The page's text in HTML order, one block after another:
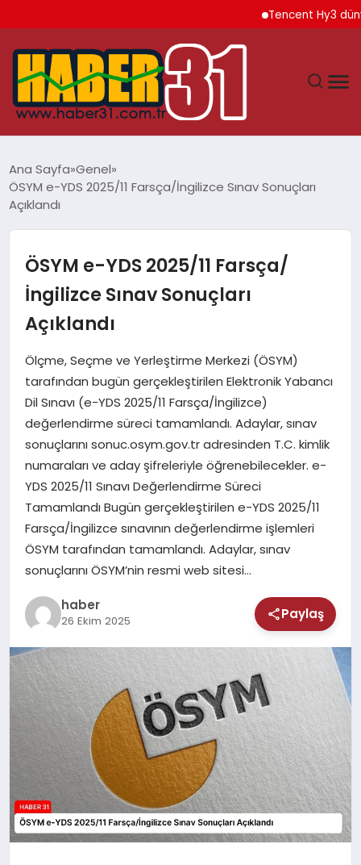
Tencent Hy3 dünya
HATAY
EKONOMI
GÜNDEM
MAGAZIN
SAĞLIK
TEKNOLOJI
Ana Sayfa Genel
ÖSYM e-YDS 2025/11 Farsça/İngilizce Sınav Sonuçları
Açıklandı
ÖSYM e-YDS 2025/11 Farsça/
İngilizce Sınav Sonuçları
Açıklandı
Ölçme, Seçme ve Yerleştirme Merkezi (ÖSYM)
tarafından bugün gerçekleştirilen Elektronik Yabancı
Dil Sınavı (e-YDS 2025/11 Farsça/İngilizce)
değerlendirme süreci tamamlandı. Adaylar, sınav
sonuçlarını sonuc.osym.gov.tr adresinden T.C. kimlik
numaraları ve aday şifreleriyle öğrenebilecekler. e-
YDS 2025/11 Sınavı Değerlendirme Süreci
Tamamlandı Bugün gerçekleştirilen e-YDS 2025/11
Farsça/İngilizce sınavının değerlendirme işlemleri
ÖSYM tarafından tamamlandı. Adaylar, sınav
sonuçlarını ÖSYM’nin resmi web sitesi…
haber
26 Ekim 2025 Paylaş